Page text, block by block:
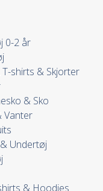
0-2 år
T-shirts & Skjorter
& Sko
Vanter
Undertøj
& Hoodies